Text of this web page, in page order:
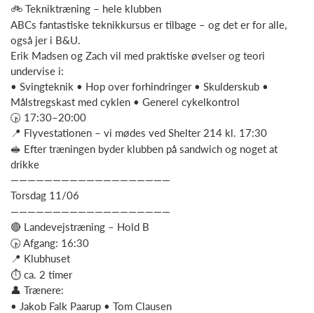
🚲 Tekniktræning – hele klubben
ABCs fantastiske teknikkursus er tilbage – og det er for alle,
også jer i B&U.
Erik Madsen og Zach vil med praktiske øvelser og teori
undervise i:
• Svingteknik • Hop over forhindringer • Skulderskub •
Målstregskast med cyklen • Generel cykelkontrol
🕟 17:30–20:00
📍 Flyvestationen – vi mødes ved Shelter 214 kl. 17:30
🥪 Efter træningen byder klubben på sandwich og noget at
drikke
———————————————————
Torsdag 11/06
———————————————————
🔴 Landevejstræning – Hold B
🕟 Afgang: 16:30
📍 Klubhuset
⏱ ca. 2 timer
👤 Trænere:
• Jakob Falk Paarup • Tom Clausen